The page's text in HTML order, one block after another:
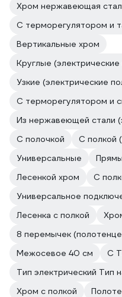
Хром нержавеющая
С терморегулятором и
Вертикальные хром
Круглые
Узкие (электрические
С терморегулятором и
С полочкой
С полкой
Универсальные
Лесенкой хром
С
Универсальное
Лесенка с полкой
8 перемычек
Межосевое 40 см
С
Тип электрический Тип
Хром с полкой